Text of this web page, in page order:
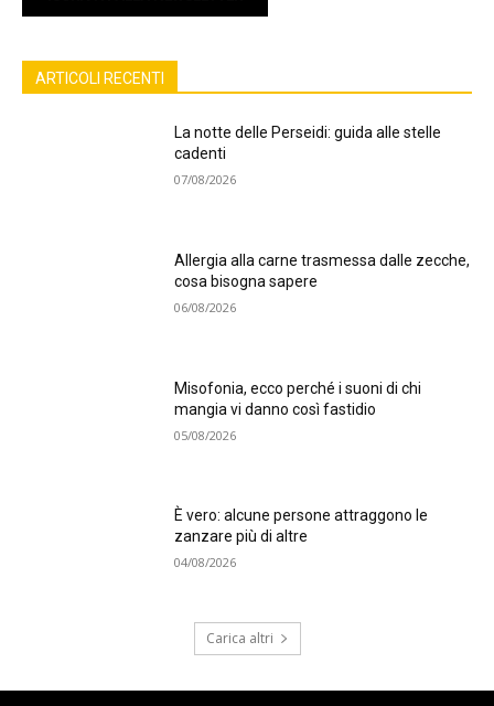
ARTICOLI RECENTI
La notte delle Perseidi: guida alle stelle
cadenti
07/08/2026
Allergia alla carne trasmessa dalle zecche,
cosa bisogna sapere
06/08/2026
Misofonia, ecco perché i suoni di chi
mangia vi danno così fastidio
05/08/2026
È vero: alcune persone attraggono le
zanzare più di altre
04/08/2026
Carica altri